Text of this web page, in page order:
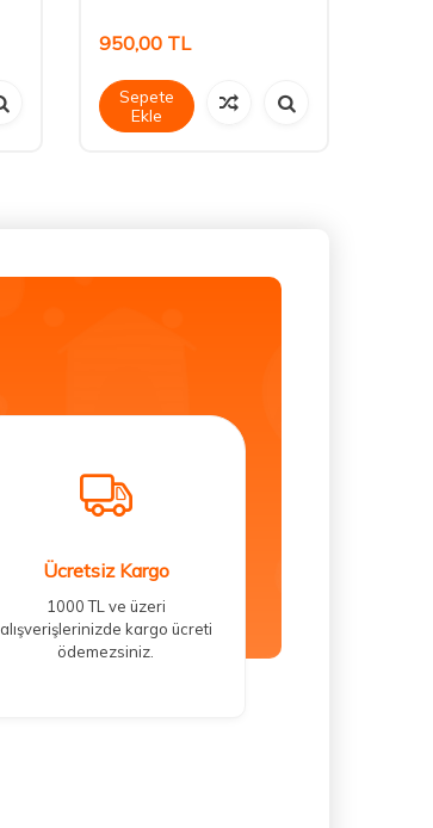
950,00 TL
Sepete
Ekle
Ücretsiz Kargo
1000 TL ve üzeri
alışverişlerinizde kargo ücreti
ödemezsiniz.